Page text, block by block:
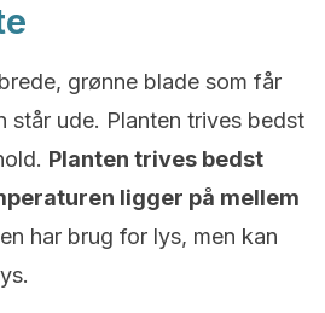
grønne blade som får
står ude. Planten trives bedst
Planten trives bedst
ligger på mellem
har brug for lys, men kan